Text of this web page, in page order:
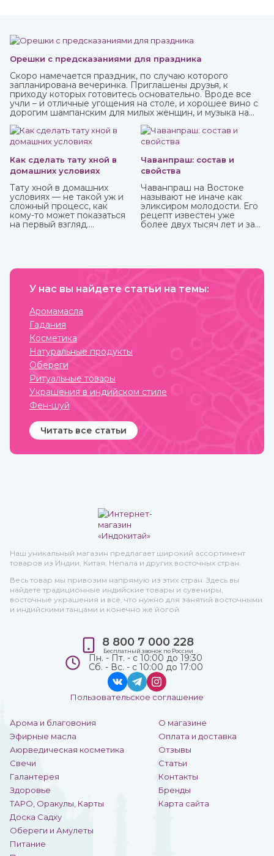
Орешки с предсказаниями для праздника
Скоро намечается праздник, по случаю которого
запланирована вечеринка. Приглашены друзья, к
приходу которых готовитесь основательно. Вроде все
учли – и отличные угощения на столе, и хорошее вино с
дорогим шампанским для милых женщин, и музыка на
интересного и необычного развлечения, которое
должно прийтись по нраву всем.
Как сделать тату хной в
домашних условиях
Тату хной в домашних
условиях — не такой уж и
сложный процесс, как
кому-то может показаться
на первый взгляд.
модного, стильного и
тату хной, вы можете узнать
Чаванпраш: состав и
свойства
Чаванпраш на Востоке
называют не иначе как
эликсиром молодости. Его
рецепт известен уже
более двух тысяч лет и за
органов и систем,
делает средство в виде
У нас вы найдете статьи на темы:
Аромамасла
Гадания
Косметика
Натуральные продукты
Обереги
Ритуальные товары
Украшения в индийском стиле
Фен-шуй
Читать все статьи
Наш уникальный магазин предлагает широкий ассортимент
товаров из Индии, Китая, Непала и других восточных стран.
Весь товар мы привозим напрямую из этих стран. Здесь вы
найдете традиционные индийские товары и сувениры,
восточные украшения и все, что нужно для занятий восточными
и индийскими танцами и конечно же йогой.
Арома и благовония
Эфирные масла
Аюрведическая косметика
Свечи
Галантерея
Здоровье
ТАРО, Оракулы, Карты
Доска Садху
Обереги и Амулеты
Питание
О магазине
Оплата и доставка
Отзывы
Статьи
Контакты
Бренды
Карта сайта
8 800 7 000 228
Бесплатный звонок по России
Пн. - Пт. - с 10:00 до 19:30
Сб. - Вс. - с 10:00 до 17:00
Пользовательское соглашение